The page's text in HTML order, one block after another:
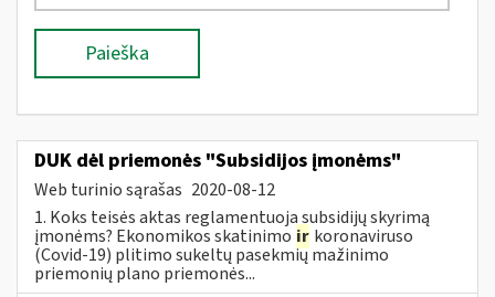
Paieška
DUK dėl priemonės "Subsidijos įmonėms"
Web turinio sąrašas 2020-08-12
1. Koks teisės aktas reglamentuoja subsidijų skyrimą
įmonėms? Ekonomikos skatinimo ir koronaviruso
(Covid-19) plitimo sukeltų pasekmių mažinimo
priemonių plano priemonės...